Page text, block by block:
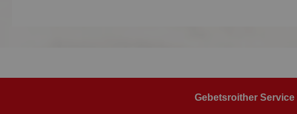
Gebetsroither Service